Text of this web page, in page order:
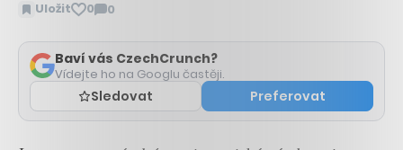
Uložit 0 0
Zobrazit
Baví vás CzechCrunch?
Vídejte ho na Googlu častěji.
Sledovat Preferovat